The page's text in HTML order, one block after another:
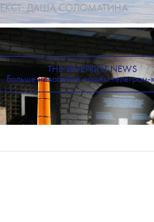
ДАША СОЛОМАТИНА
THE BLUEPRINT NEWS
Больше новостей в нашем телеграм-